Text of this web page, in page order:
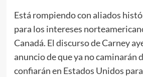
Está rompiendo con aliados
para los intereses
Canadá. El discurso de Carney
anuncio de que ya no caminarán
confiarán en Estados Unidos